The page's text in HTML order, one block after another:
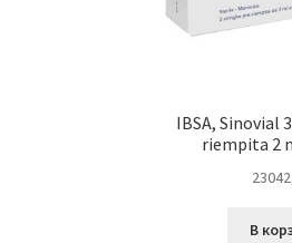
IBSA, Sinovial
riempita 2
В